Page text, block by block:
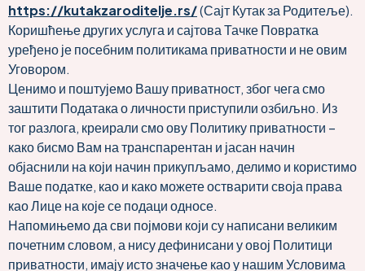
https://kutakzaroditelje.rs/(Сајт Кутак за Родитеље).
Коришћење других услуга и сајтова Тачке Повратка
уређено је посебним политикама приватности и не овим
Уговором.
Ценимо и поштујемо Вашу приватност, због чега смо
заштити Података о личности приступили озбиљно. Из
тог разлога, креирали смо ову Политику приватности –
како бисмо Вам на транспарентан и јасан начин
објаснили на који начин прикупљамо, делимо и користимо
Ваше податке, као и како можете остварити своја права
као Лице на које се подаци односе.
Напомињемо да сви појмови који су написани великим
почетним словом, а нису дефинисани у овој Политици
приватности, имају исто значење као у нашим Условима